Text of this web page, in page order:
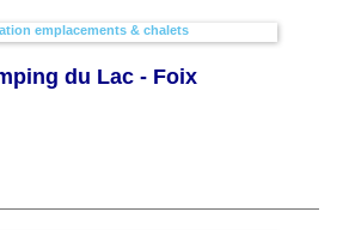
du Lac - Foix